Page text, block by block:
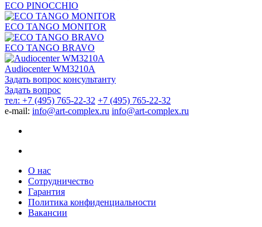
ECO PINOCCHIO
ECO TANGO MONITOR
ECO TANGO BRAVO
Audiocenter WM3210A
Задать вопрос консультанту
Задать вопрос
тел: +7 (495) 765-22-32 +7 (495) 765-22-32
e-mail: info@art-complex.ru info@art-complex.ru
О нас
Сотрудничество
Гарантия
Политика конфиденциальности
Вакансии